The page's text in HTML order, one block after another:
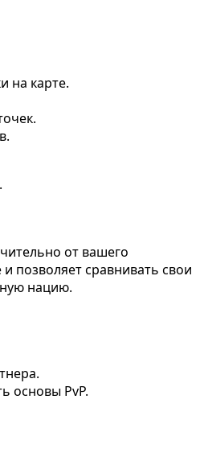
на карте.
от вашего
позволяет сравнивать свои
нацию.
основы PvP.